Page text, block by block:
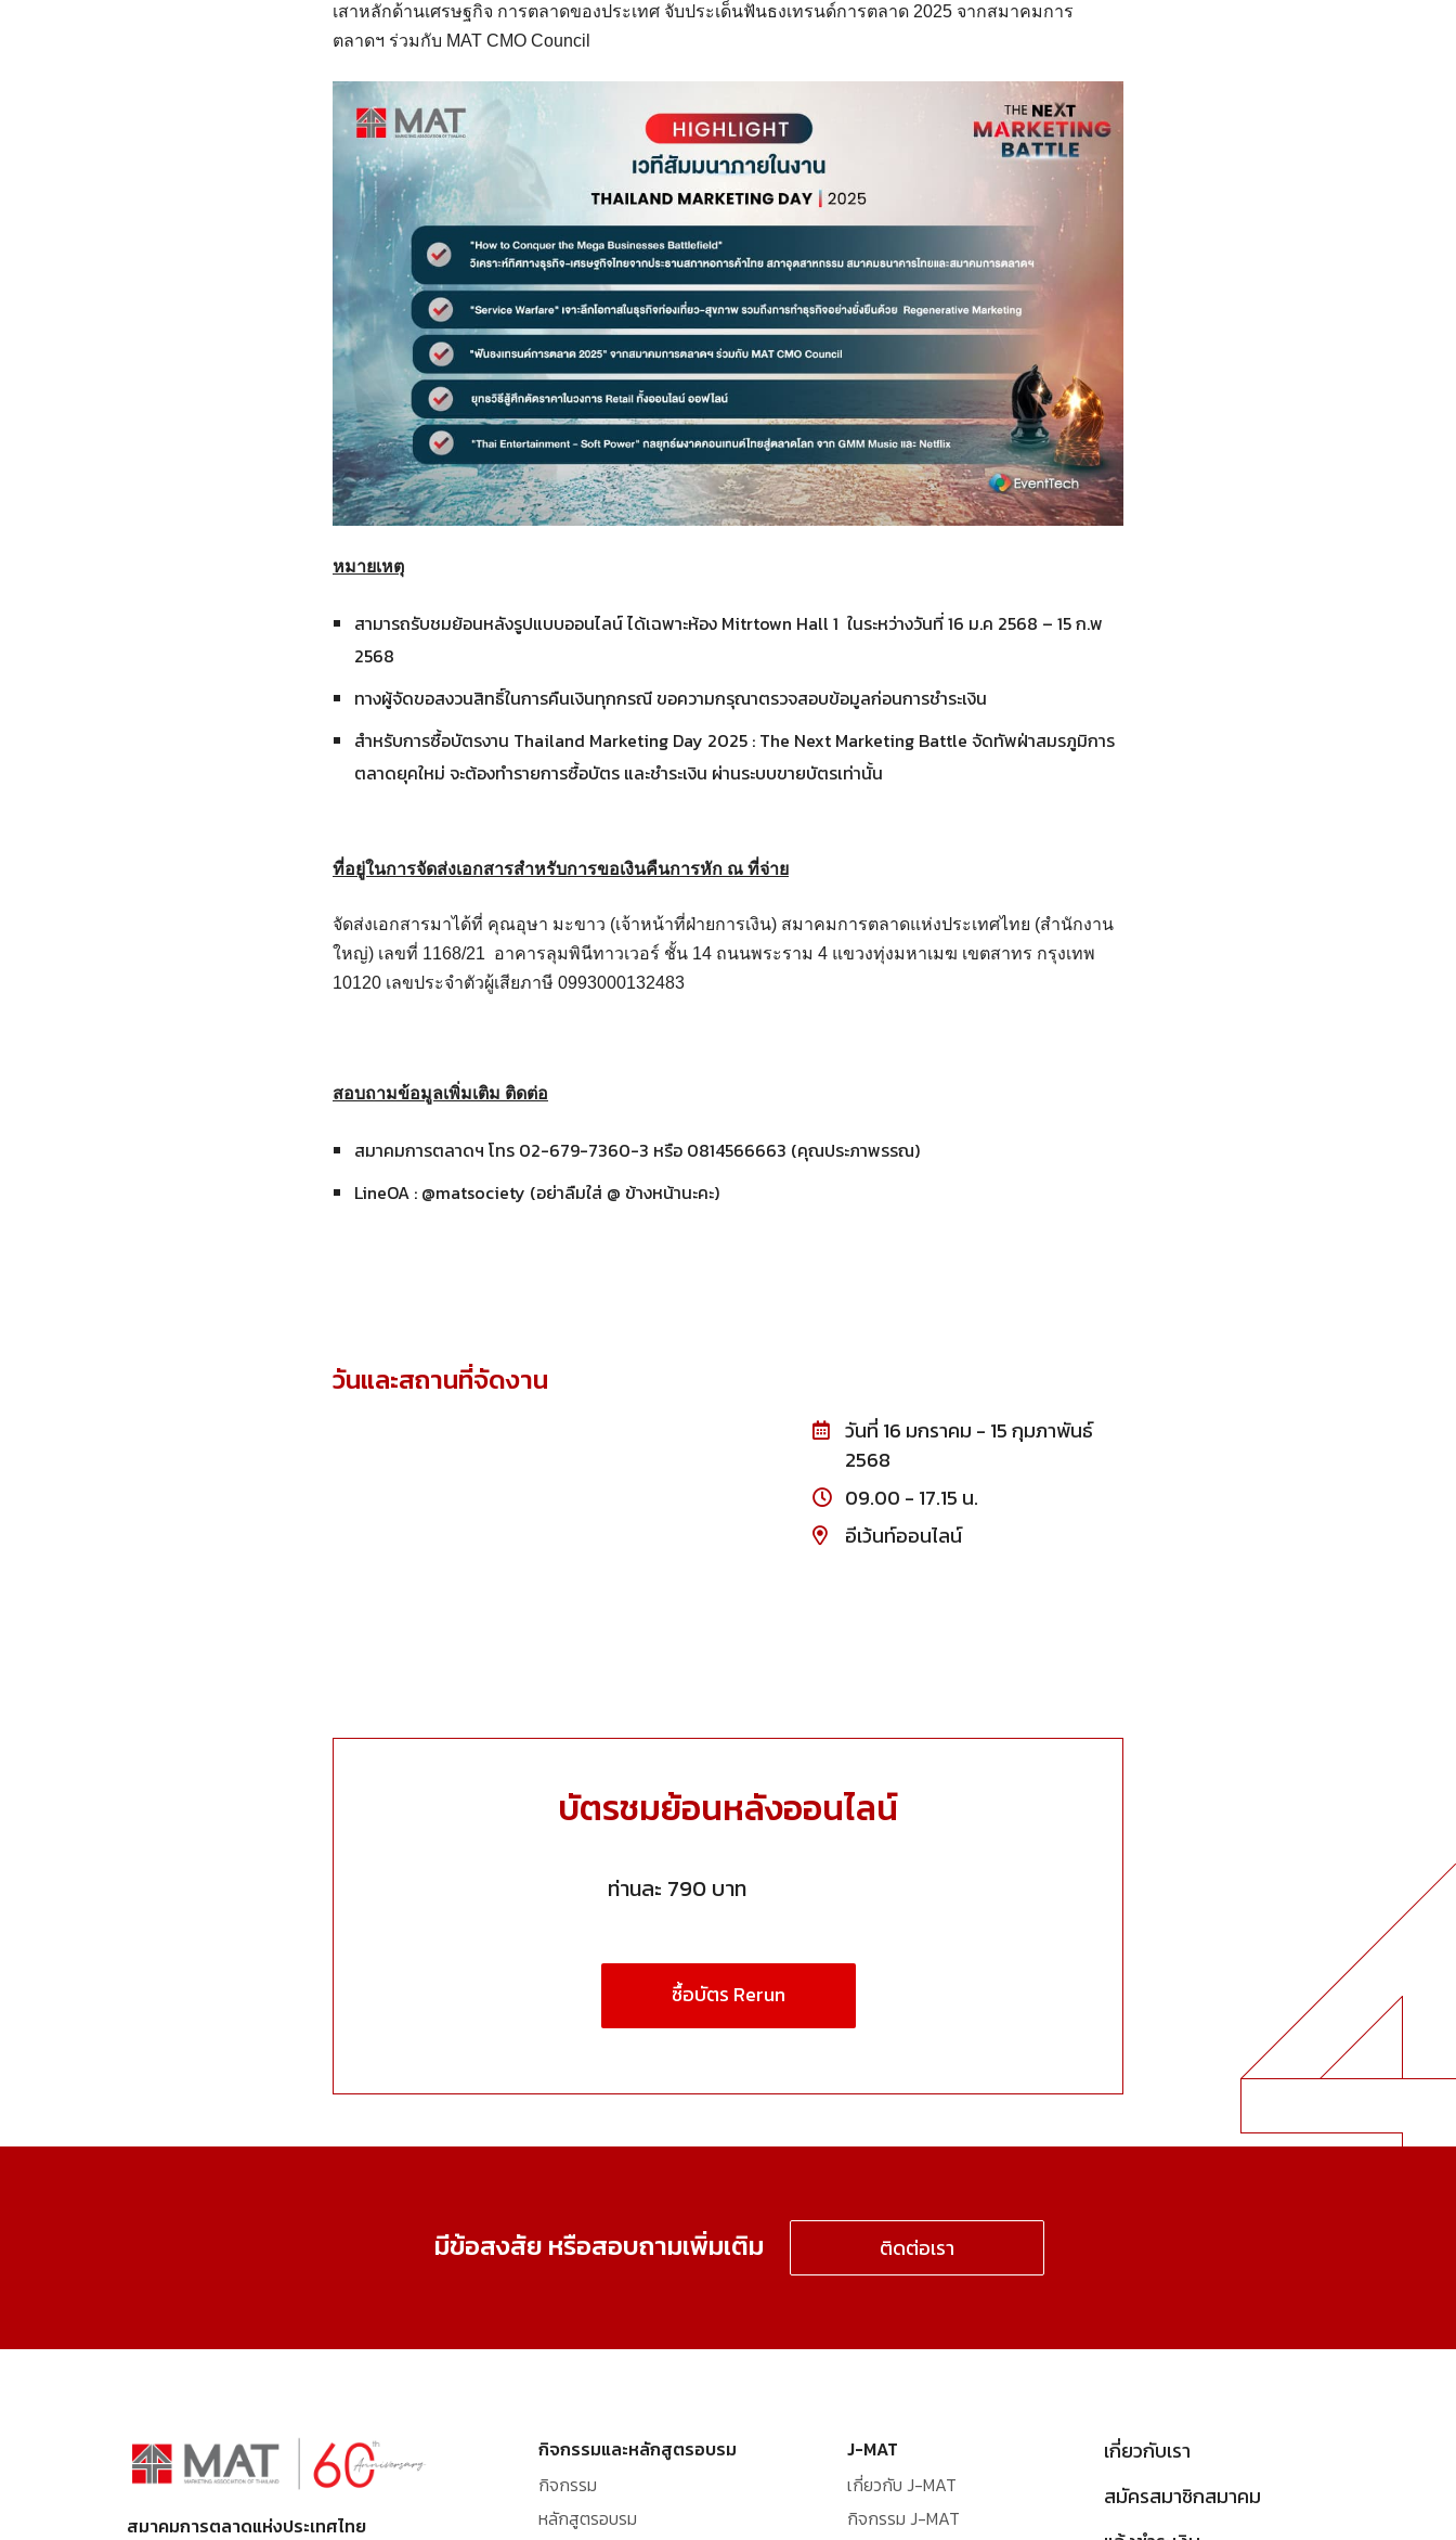
เสาหลักด้านเศรษฐกิจ การตลาดของประเทศ จับประเด็นฟันธงเทรนด์การตลาด 2025 จากสมาคมการ
ตลาดฯ ร่วมกับ MAT CMO Council
หมายเหตุ
สามารถรับชมย้อนหลังรูปแบบออนไลน์ ได้เฉพาะห้อง Mitrtown Hall 1 ในระหว่างวันที่ 16 ม.ค 2568 – 15 ก.พ
2568
ทางผู้จัดขอสงวนสิทธิ์ในการคืนเงินทุกกรณี ขอความกรุณาตรวจสอบข้อมูลก่อนการชำระเงิน
สำหรับการซื้อบัตรงาน Thailand Marketing Day 2025 : The Next Marketing Battle จัดทัพฝ่าสมรภูมิการ
ตลาดยุคใหม่ จะต้องทำรายการซื้อบัตร และชำระเงิน ผ่านระบบขายบัตรเท่านั้น
ที่อยู่ในการจัดส่งเอกสารสำหรับการขอเงินคืนการหัก ณ ที่จ่าย
จัดส่งเอกสารมาได้ที่ คุณอุษา มะขาว (เจ้าหน้าที่ฝ่ายการเงิน) สมาคมการตลาดแห่งประเทศไทย (สำนักงาน
ใหญ่) เลขที่ 1168/21 อาคารลุมพินีทาวเวอร์ ชั้น 14 ถนนพระราม 4 แขวงทุ่งมหาเมฆ เขตสาทร กรุงเทพ
10120 เลขประจำตัวผู้เสียภาษี 0993000132483
สอบถามข้อมูลเพิ่มเติม ติดต่อ
สมาคมการตลาดฯ โทร 02-679-7360-3 หรือ 0814566663 (คุณประภาพรรณ)
LineOA : @matsociety (อย่าลืมใส่ @ ข้างหน้านะคะ)
วันและสถานที่จัดงาน
วันที่ 16 มกราคม - 15 กุมภาพันธ์
2568
09.00 - 17.15 น.
อีเว้นท์ออนไลน์
บัตรชมย้อนหลังออนไลน์
ท่านละ 790 บาท
ซื้อบัตร Rerun
มีข้อสงสัย หรือสอบถามเพิ่มเติม ติดต่อเรา
สมาคมการตลาดแห่งประเทศไทย
กิจกรรมและหลักสูตรอบรม
กิจกรรม
หลักสูตรอบรม
J-MAT
เกี่ยวกับ J-MAT
กิจกรรม J-MAT
เกี่ยวกับเรา
สมัครสมาชิกสมาคม